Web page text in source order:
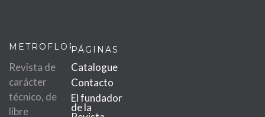
METROFLOR
Revista de
carácter
técnico, de
libre
PÁGINAS
Catalogue
Contacto
El fundador
de la